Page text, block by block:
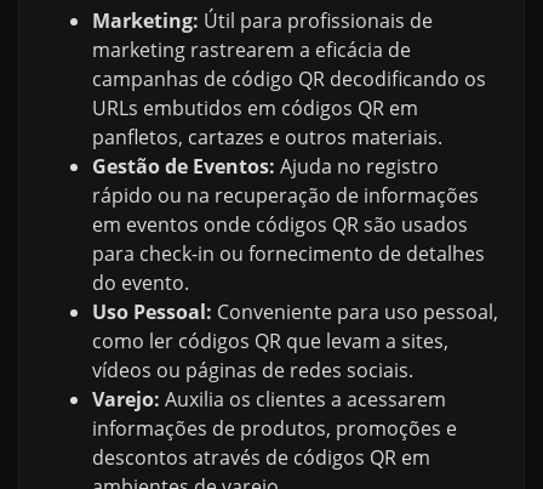
Marketing: Útil para profissionais de
marketing rastrearem a eficácia de
campanhas de código QR decodificando os
URLs embutidos em códigos QR em
panfletos, cartazes e outros materiais.
Gestão de Eventos: Ajuda no registro
rápido ou na recuperação de informações
em eventos onde códigos QR são usados
para check-in ou fornecimento de detalhes
do evento.
Uso Pessoal: Conveniente para uso pessoal,
como ler códigos QR que levam a sites,
vídeos ou páginas de redes sociais.
Varejo: Auxilia os clientes a acessarem
informações de produtos, promoções e
descontos através de códigos QR em